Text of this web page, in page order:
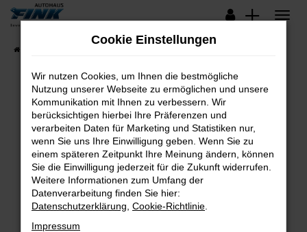
Zum
springen
Lagerfahrzeuge
Fehler: Network Error
Beim Laden ist ein Fehler aufgetreten.
Hier sind ein paar Tipps, die dir helfen können:
Überprüfe deine Firewall und deine
Internetverbindung.
Laden andere Webseiten, zum Beispiel deine
Suchmaschine?
Cookie Einstellungen
Wir nutzen Cookies, um Ihnen die bestmögliche
Nutzung unserer Webseite zu ermöglichen und unsere
Kommunikation mit Ihnen zu verbessern. Wir
berücksichtigen hierbei Ihre Präferenzen und
verarbeiten Daten für Marketing und Statistiken nur,
wenn Sie uns Ihre Einwilligung geben. Wenn Sie zu
einem späteren Zeitpunkt Ihre Meinung ändern, können
Sie die Einwilligung jederzeit für die Zukunft widerrufen.
Weitere Informationen zum Umfang der
Datenverarbeitung finden Sie hier:
Datenschutzerklärung Cookie-Richtlinie
Impressum